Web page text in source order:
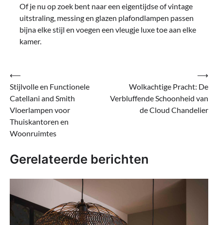
Of je nu op zoek bent naar een eigentijdse of vintage
uitstraling, messing en glazen plafondlampen passen
bijna elke stijl en voegen een vleugje luxe toe aan elke
kamer.
Bericht
navigatie
⟵
Stijlvolle en Functionele
Catellani and Smith
Vloerlampen voor
Thuiskantoren en
Woonruimtes
Wolkachtige Pracht: De
Verbluffende Schoonheid van
de Cloud Chandelier
⟶
Gerelateerde berichten